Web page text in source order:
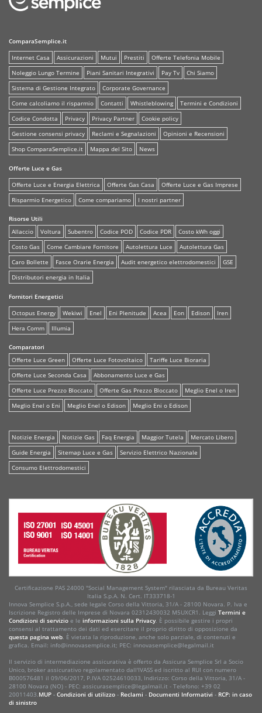
ComparaSemplice.it
Internet Casa
Assicurazioni Mutui Prestiti
Offerte Telefonia Mobile
Noleggio Lungo Termine
Piani Sanitari Integrativi Pay Tv
Chi Siamo
Sistema di Gestione Integrato
Corporate Governance
Come calcoliamo il risparmio
Contatti Whistleblowing
Termini e Condizioni
Codice Condotta
Privacy Privacy Partner
Cookie policy
Gestione consensi privacy
Reclami e Segnalazioni
Opinioni e Recensioni
Shop ComparaSemplice.it
Mappa del Sito News
Offerte Luce e Gas
Offerte Luce e Energia Elettrica
Offerte Gas Casa
Offerte Luce e Gas Imprese
Risparmio Energetico
Come compariamo I nostri partner
Risorse Utili
Allaccio
Voltura Subentro Codice POD Codice PDR
Costo kWh oggi
Costo Gas
Come Cambiare Fornitore Autolettura Luce
Autolettura Gas
Caro Bollette
Fasce Orarie Energia Audit energetico elettrodomestici
GSE
Distributori energia in Italia
Fornitori Energetici
Octopus Energy
Wekiwi Enel Eni Plenitude Acea Eon Edison
Iren
Hera Comm
Illumia
Comparatori
Offerte Luce Green
Offerte Luce Fotovoltaico
Tariffe Luce Bioraria
Offerte Luce Seconda Casa
Abbonamento Luce e Gas
Offerte Luce Prezzo Bloccato
Offerte Gas Prezzo Bloccato
Meglio Enel o Iren
Meglio Enel o Eni
Meglio Enel o Edison Meglio Eni o Edison
Notizie Energia Notizie Gas Faq Energia Maggior Tutela
Mercato Libero
Guide Energia
Sitemap Luce e Gas
Servizio Elettrico Nazionale
Consumo Elettrodomestici
Certificazione PAS 24000 "Social Management System" rilasciata da Bureau Veritas
Italia S.p.A. N. Cert. IT333718-1
Innova Semplice S.p.A., sede legale Corso della Vittoria, 31/A - 28100 Novara. P. Iva e
Iscrizione Registro delle Imprese di Novara 02312430032 M5UXCR1. Leggi Termini e
Condizioni di servizio e le informazioni sulla Privacy. È possibile gestire i propri
consensi al trattamento dei dati ed esercitare il proprio diritto di opposizione da
questa pagina web . È vietata la riproduzione, anche solo parziale, di contenuti e
grafica. Email: info@innovasemplice.it; PEC: innovasemplice@legalmail.it
Il servizio di intermediazione assicurativa è offerto da Assicura Semplice Srl a Socio
Unico, broker assicurativo regolamentato dall'IVASS ed iscritto al RUI con numero
B000576481 il 09/06/2017, P.IVA 02524610033, Indirizzo: Corso della Vittoria, 31/A -
28100 Novara (NO) - PEC: assicurasemplice@legalmail.it - Telefono: +39 02
20011403. MUP - Condizioni di utilizzo - Reclami - Documenti Informativi - RCP: in caso
di sinistro